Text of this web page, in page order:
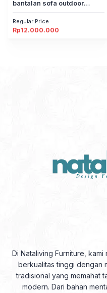
bantalan sofa outdoor
Regular Price
Rp12.000.000
Di Nataliving Furniture,
berkualitas tinggi dengan
tradisional yang memahat
modern. Dari bahan